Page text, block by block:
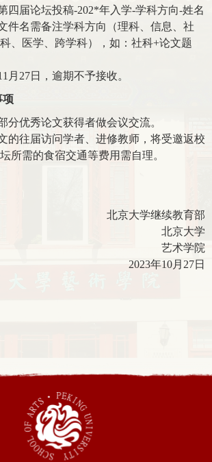
四届论坛投稿-202*年入学-学科方向-姓名
件名需备注学科方向（理科、信息、社
、医学、跨学科），如：社科+论文题
月27日，逾期不予接收。
项
分优秀论文获得者做会议交流。
的往届访问学者、进修教师，将受邀返校
所需的食宿交通等费用需自理。
北京大学继续教育部
北京大学
艺术学院
2023年10月27日